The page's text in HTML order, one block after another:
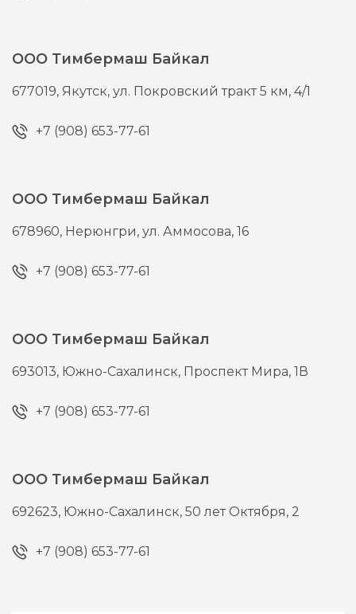
ООО Тимбермаш Байкал
677019, Якутск,ул. Покровский тракт 5 км, 4/1
+7 (908) 653-77-61
ООО Тимбермаш Байкал
678960, Нерюнгри,ул. Аммосова, 16
+7 (908) 653-77-61
ООО Тимбермаш Байкал
693013, Южно-Сахалинск, Проспект Мира, 1В
+7 (908) 653-77-61
ООО Тимбермаш Байкал
692623, Южно-Сахалинск,50 лет Октября, 2
+7 (908) 653-77-61